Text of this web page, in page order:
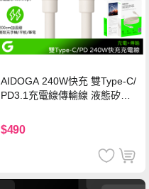
AIDOGA 240W快充 雙Type-C/
PD3.1充電線傳輸線 液態矽膠
機/平板/筆電
$490